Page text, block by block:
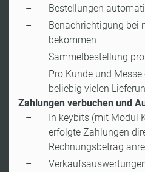
Bestellungen
Benachrichtigung bei
bekommen
Sammelbestellung
Pro Kunde und
beliebig vielen
Zahlungen verbuchen und
In keybits (mit Modul
erfolgte Zahlungen
Rechnungsbetrag